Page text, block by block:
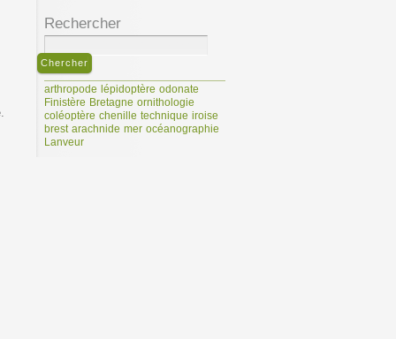
Rechercher
arthropode lépidoptère odonate
Finistère Bretagne ornithologie
coléoptère chenille technique iroise
brest arachnide mer océanographie
Lanveur